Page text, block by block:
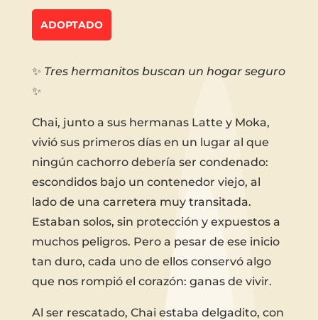
ADOPTADO
✨ Tres hermanitos buscan un hogar seguro
✨
Chai, junto a sus hermanas Latte y Moka,
vivió sus primeros días en un lugar al que
ningún cachorro debería ser condenado:
escondidos bajo un contenedor viejo, al
lado de una carretera muy transitada.
Estaban solos, sin protección y expuestos a
muchos peligros. Pero a pesar de ese inicio
tan duro, cada uno de ellos conservó algo
que nos rompió el corazón: ganas de vivir.
Al ser rescatado, Chai estaba delgadito, con